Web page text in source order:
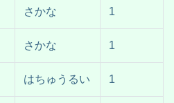
さかな 1
さかな 1
はちゅうるい 1